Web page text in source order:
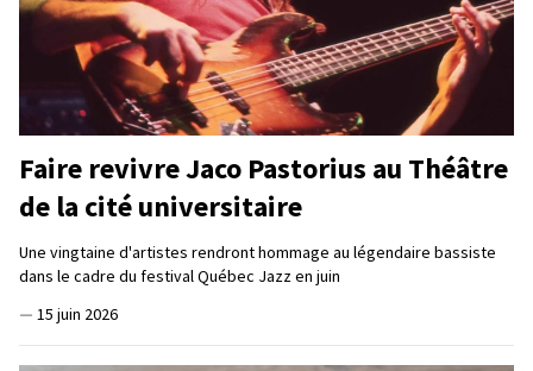
Faire revivre Jaco Pastorius au Théâtre
de la cité universitaire
Une vingtaine d'artistes rendront hommage au légendaire bassiste
dans le cadre du festival Québec Jazz en juin
— 15 juin 2026